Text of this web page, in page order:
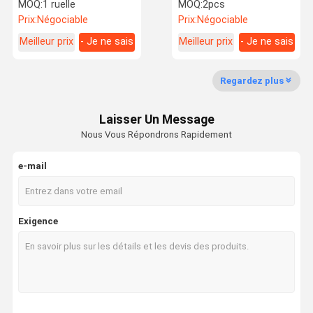
Contrôle De
Nouvelles
tourniquet de créneau de vitesse
tourniquet de porte d'oscillation
Tourniquet facial de reconnaissance
pour le gymnase
MOQ:2pcs
Prix:Négociable
Meilleur prix
- Je ne sais
d'aéroport de contact sec
MOQ:1 ruelle
Prix:Négociable
Meilleur prix
- Je ne sais
Regardez plus
Laisser Un Message
Nous Vous Répondrons Rapidement
e-mail
Exigence